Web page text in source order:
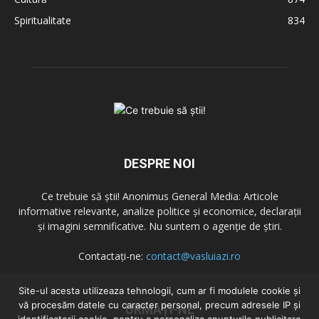
Spiritualitate
834
DESPRE NOI
Ce trebuie să știi! Anonimus General Media: Articole
informative relevante, analize politice și economice, declarații
și imagini semnificative. Nu suntem o agenție de știri.
Contactați-ne: contact@vasluiazi.ro
URMAȚI-NE
Site-ul acesta utilizeaza tehnologii, cum ar fi modulele cookie și
vă procesăm datele cu caracter personal, precum adresele IP și